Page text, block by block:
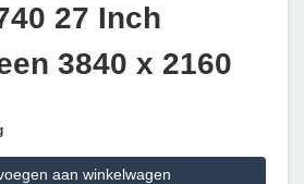
27 Inch
3840 x 2160
aan winkelwagen